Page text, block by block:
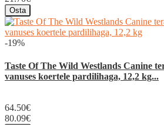
Osta
-19%
Taste Of The Wild Westlands Canine
vanuses koertele pardilihaga, 12,2 kg...
64.50€
80.09€